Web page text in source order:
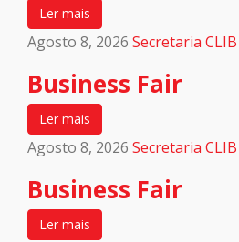
Ler mais
Agosto 8, 2026 Secretaria CLIB
Business Fair
Ler mais
Agosto 8, 2026 Secretaria CLIB
Business Fair
Ler mais